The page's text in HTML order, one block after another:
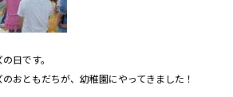
日です。
おともだちが、幼稚園にやってきました！